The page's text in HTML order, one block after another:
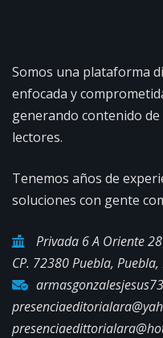
Somos una plataforma
enfocada y
generando contenido
lectores.
Tenemos años de
soluciones con gente
Privada 6 A Oriente
CP. 72380 Puebla,